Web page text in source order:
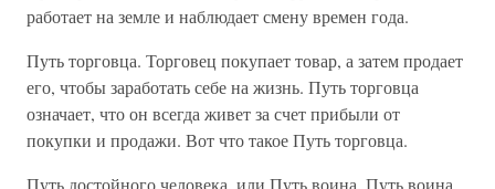
работает на земле и наблюдает смену времен года.
Путь торговца. Торговец покупает товар, а затем продает
его, чтобы заработать себе на жизнь. Путь торговца
означает, что он всегда живет за счет прибыли от
покупки и продажи. Вот что такое Путь торговца.
Путь достойного человека, или Путь воина. Путь воина